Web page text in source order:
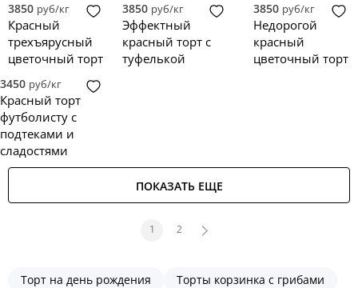
3850 руб/кг
Красный
трехъярусный
цветочный торт
3850 руб/кг
Эффектный
красный торт с
туфелькой
3850 руб/кг
Недорогой
красный
цветочный торт
3450 руб/кг
Красный торт
футболисту с
подтеками и
сладостями
ПОКАЗАТЬ ЕЩЕ
1 2
Торт на день рождения
Торты корзинка с грибами